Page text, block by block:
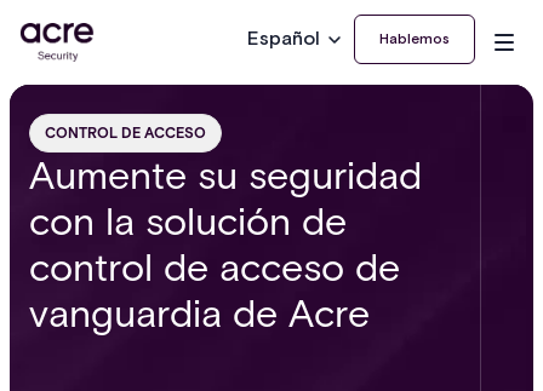
Español Hablemos
CONTROL DE ACCESO
Aumente su seguridad
con la solución de
control de acceso de
vanguardia de Acre